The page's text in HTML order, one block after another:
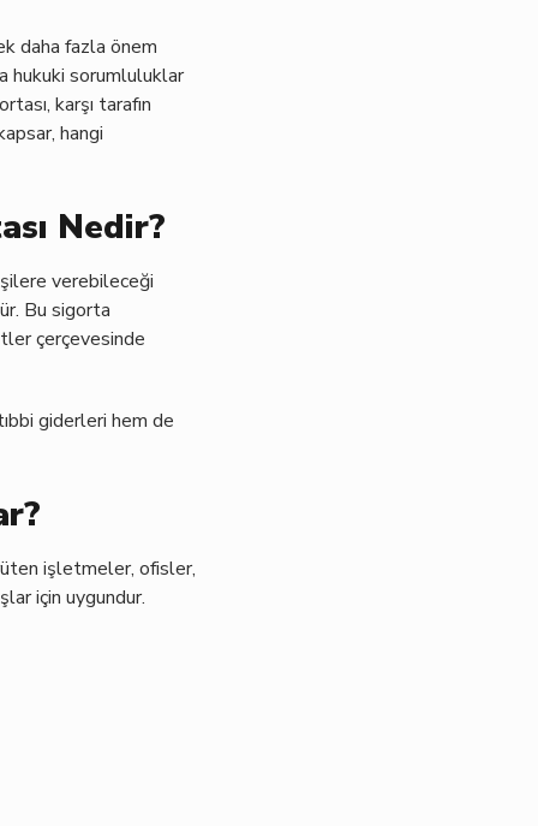
daha fazla önem
hukuki sorumluluklar
karşı tarafın
hangi
Nedir?
verebileceği
Bu sigorta
çerçevesinde
giderleri hem de
işletmeler, ofisler,
için uygundur.